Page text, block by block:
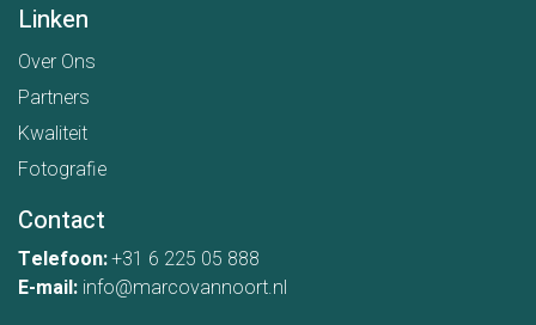
Linken
Over Ons
Partners
Kwaliteit
Fotografie
Contact
Telefoon:+31 6 225 05 888
E-mail: info@marcovannoort.nl